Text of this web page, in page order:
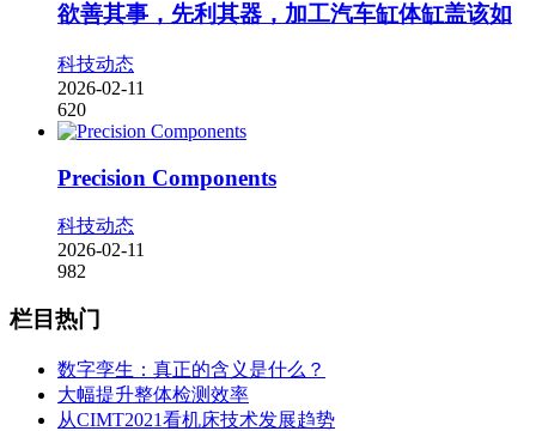
欲善其事，先利其器，加工汽车缸体缸盖该如
科技动态
2026-02-11
620
Precision Components
科技动态
2026-02-11
982
栏目热门
数字孪生：真正的含义是什么？
大幅提升整体检测效率
从CIMT2021看机床技术发展趋势